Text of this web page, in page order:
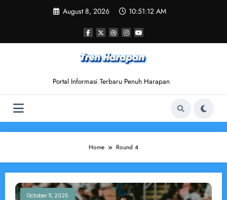
August 8, 2026 10:51:12 AM
Portal Informasi Terbaru Penuh Harapan
Home Round 4
October 11, 2025